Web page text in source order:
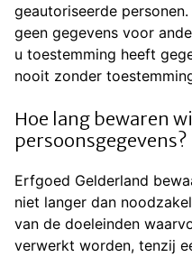
geautoriseerde
geen gegevens voor
u toestemming heeft
nooit zonder
Hoe lang bewaren
persoonsgegevens?
Erfgoed Gelderland
niet langer dan
van de doeleinden
verwerkt worden, tenzij